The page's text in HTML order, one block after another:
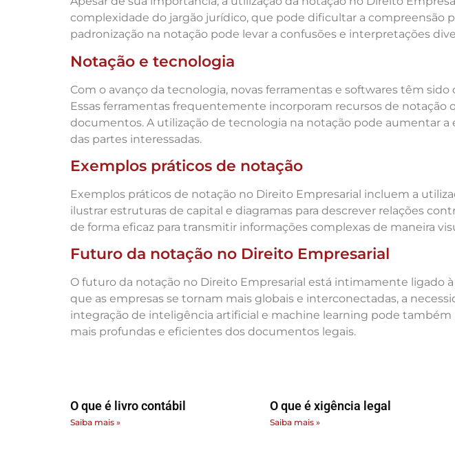
complexidade do jargão jurídico, que pode dificultar a compreensão
padronização na notação pode levar a confusões e interpretações
Notação e tecnologia
Com o avanço da tecnologia, novas ferramentas e softwares têm
Essas ferramentas frequentemente incorporam recursos de
documentos. A utilização de tecnologia na notação pode aumentar a
das partes interessadas.
Exemplos práticos de notação
Exemplos práticos de notação no Direito Empresarial incluem a
ilustrar estruturas de capital e diagramas para descrever relações
de forma eficaz para transmitir informações complexas de maneira
Futuro da notação no Direito Empresarial
O futuro da notação no Direito Empresarial está intimamente ligado
que as empresas se tornam mais globais e interconectadas, a
integração de inteligência artificial e machine learning pode
mais profundas e eficientes dos documentos legais.
O que é livro contábil
Saiba mais »
O que é xigência legal
Saiba mais »